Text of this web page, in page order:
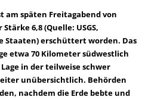
am späten Freitagabend von
6,8 (Quelle: USGS,
Staaten) erschüttert worden. Das
etwa 70 Kilometer südwestlich
in der teilweise schwer
unübersichtlich. Behörden
nachdem die Erde bebte und